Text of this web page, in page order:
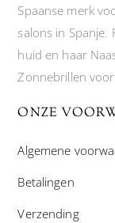
Spaanse merk
salons in Spanje.
huid en haar
Zonnebrillen
ONZE
Algemene
Betalingen
Verzending